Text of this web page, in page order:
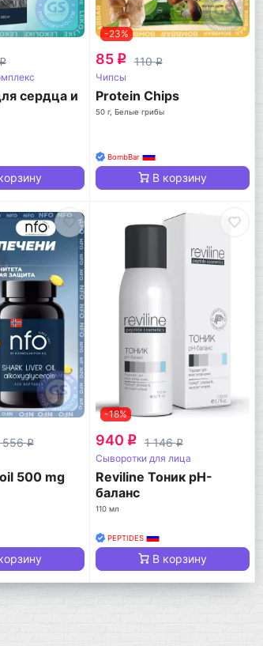
сердца и
-23%
85 q 110q
Чипсы
Protein Chips
50 г, Белые грибы
BombBar
В корзину
556q
500 mg
-18%
940 q 1 146q
Сыворотки для лица
Reviline Тоник pH-
баланс
110 мл
PEPTIDES
В корзину